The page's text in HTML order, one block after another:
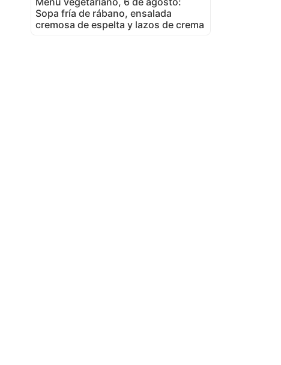
Sopa fría de rábano, ensalada
cremosa de espelta y lazos de crema